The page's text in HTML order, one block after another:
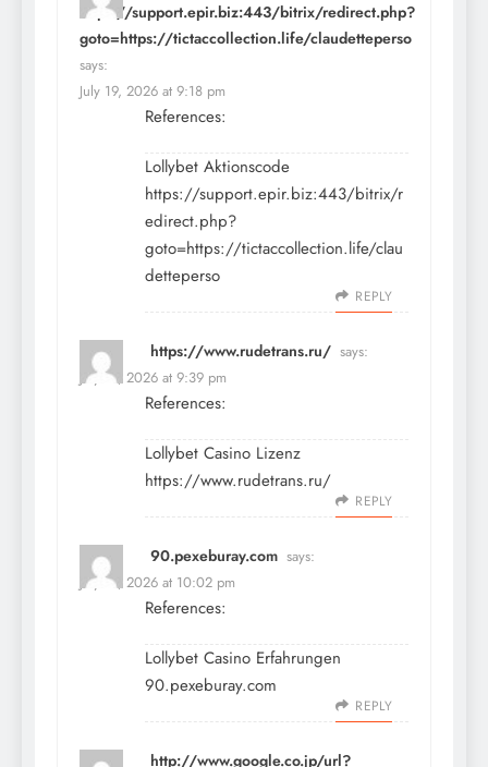
https://support.epir.biz:443/bitrix/redirect.php?
goto=https://tictaccollection.life/claudetteperso
says:
July 19, 2026 at 9:18 pm
References:
Lollybet Aktionscode
https://support.epir.biz:443/bitrix/r
edirect.php?
goto=https://tictaccollection.life/clau
detteperso
REPLY
https://www.rudetrans.ru/ says:
July 19, 2026 at 9:39 pm
References:
Lollybet Casino Lizenz
https://www.rudetrans.ru/
REPLY
90.pexeburay.com says:
July 19, 2026 at 10:02 pm
References:
Lollybet Casino Erfahrungen
90.pexeburay.com
REPLY
http://www.google.co.jp/url?